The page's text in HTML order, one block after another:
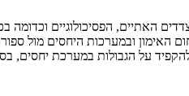
האתיים, הפסיכולוגיים וכדומה
האימון ובמערכות היחסים מול
על הגבולות במערכת יחסים,